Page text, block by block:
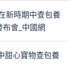
新時期中查包養
會_中國網
甜心寶物查包養